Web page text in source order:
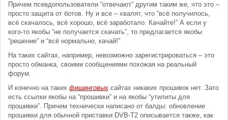
Причем псевдопользователи “отвечают” другим таким же, что это –
просто защита от ботов. Ну и все – хвалят, что “всё получилось,
всё скачалось, всё хорошо, всё заработало. Качайте!” А если у
кого-то якобы “не получается скачать”, то предлагается якобы
“решение” и “всё нормально, качай!”
На таких сайтах, например, невозможно зарегистрироваться – это
просто обманка, своими сообщениями похожая на реальный
форум.
И конечно на таких фишинговых сайтах никаких прошивок нет. Зато
есть ссылки якобы на “прошивки” и на якобы “утилиты для
прошивки”. Причем технически написано от балды: обновление
прошивки для обычной приставки DVB-T2 описывается также, как